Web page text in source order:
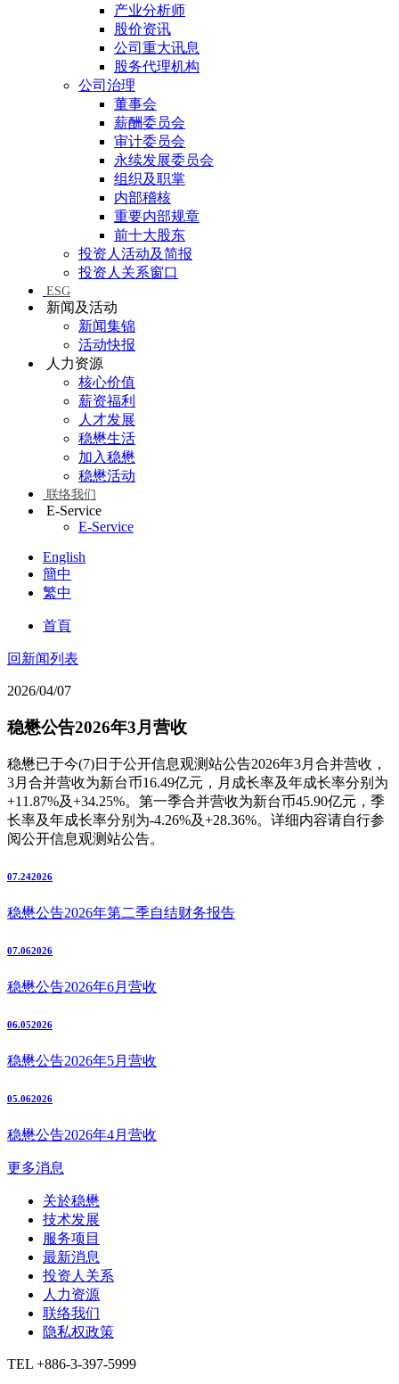
产业分析师
股价资讯
公司重大讯息
股务代理机构
公司治理
董事会
薪酬委员会
审计委员会
永续发展委员会
组织及职掌
内部稽核
重要内部规章
前十大股东
投资人活动及简报
投资人关系窗口
ESG
新闻及活动
新闻集锦
活动快报
人力资源
核心价值
薪资福利
人才发展
稳懋生活
加入稳懋
稳懋活动
联络我们
E-Service
E-Service
English
簡中
繁中
首頁
回新闻列表
2026/04/07
稳懋公告2026年3月营收
稳懋已于今(7)日于公开信息观测站公告2026年3月合并营收，
3月合并营收为新台币16.49亿元，月成长率及年成长率分别为
+11.87%及+34.25%。第一季合并营收为新台币45.90亿元，季
长率及年成长率分别为-4.26%及+28.36%。详细内容请自行参
阅公开信息观测站公告。
07.242026
稳懋公告2026年第二季自结财务报告
07.062026
稳懋公告2026年6月营收
06.052026
稳懋公告2026年5月营收
05.062026
稳懋公告2026年4月营收
更多消息
关於稳懋
技术发展
服务项目
最新消息
投资人关系
人力资源
联络我们
隐私权政策
TEL +886-3-397-5999